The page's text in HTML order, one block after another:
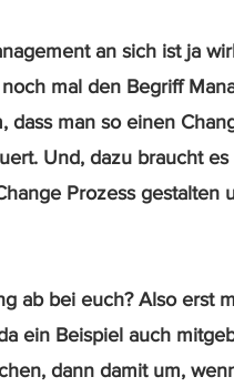
an sich ist ja
mal den Begriff
dass man so einen
Und, dazu braucht
Prozess gestalten
ab bei euch? Also erst
ein Beispiel auch
dann damit um,